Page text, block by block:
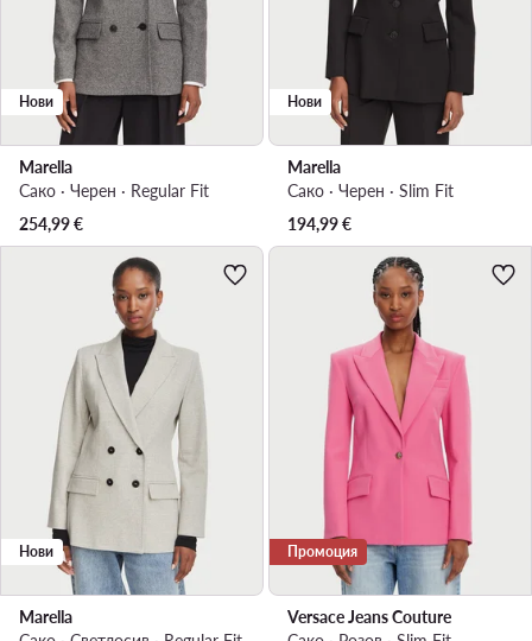
Нови
Marella
Сако · Черен · Regular Fit
254,99€
Нови
Marella
Сако · Черен · Slim Fit
194,99€
Нови
Marella
Промоция
Versace Jeans Couture